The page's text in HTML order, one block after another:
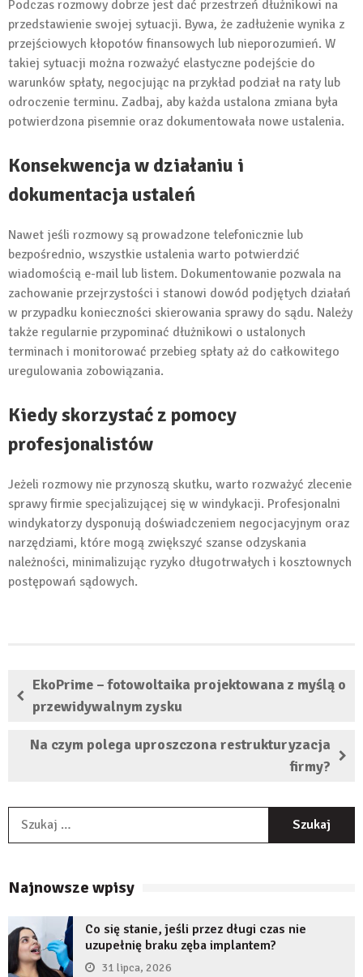
Podczas rozmowy dobrze jest dać przestrzeń dłużnikowi na
przedstawienie swojej sytuacji. Bywa, że zadłużenie wynika z
przejściowych kłopotów finansowych lub nieporozumień. W
takiej sytuacji można rozważyć elastyczne podejście do
warunków spłaty, negocjując na przykład podział na raty lub
odroczenie terminu. Zadbaj, aby każda ustalona zmiana była
potwierdzona pisemnie oraz dokumentowała nowe ustalenia.
Konsekwencja w działaniu i
dokumentacja ustaleń
Nawet jeśli rozmowy są prowadzone telefonicznie lub
bezpośrednio, wszystkie ustalenia warto potwierdzić
wiadomością e-mail lub listem. Dokumentowanie pozwala na
zachowanie przejrzystości i stanowi dowód podjętych działań
w przypadku konieczności skierowania sprawy do sądu. Należy
także regularnie przypominać dłużnikowi o ustalonych
terminach i monitorować przebieg spłaty aż do całkowitego
uregulowania zobowiązania.
Kiedy skorzystać z pomocy
profesjonalistów
Jeżeli rozmowy nie przynoszą skutku, warto rozważyć zlecenie
sprawy firmie specjalizującej się w windykacji. Profesjonalni
windykatorzy dysponują doświadczeniem negocjacyjnym oraz
narzędziami, które mogą zwiększyć szanse odzyskania
należności, minimalizując ryzyko długotrwałych i kosztownych
postępowań sądowych.
EkoPrime – fotowoltaika projektowana z myślą o
przewidywalnym zysku
Na czym polega uproszczona restrukturyzacja
firmy?
Najnowsze wpisy
Co się stanie, jeśli przez długi czas nie
uzupełnię braku zęba implantem?
31 lipca, 2026